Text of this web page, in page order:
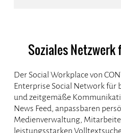
Soziales
Der Social Workplace von
Enterprise Social Network für
und zeitgemäße
News Feed, anpassbaren
Medienverwaltung,
leistungsstarken